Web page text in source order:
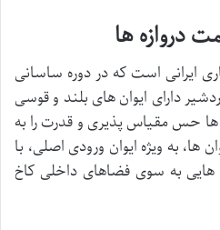
دروازه ها
ایرانی است که در دوره ساسانی
دارای ایوان های بلند و قوسی
حس مقیاس پذیری و قدرت را به
ها، به ویژه ایوان ورودی اصلی، با
هایی به سوی فضاهای داخلی کاخ